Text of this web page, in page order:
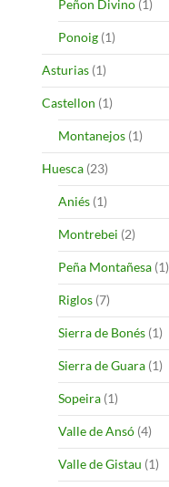
Peñon Divino (1)
Ponoig (1)
Asturias (1)
Castellon (1)
Montanejos (1)
Huesca (23)
Aniés (1)
Montrebei (2)
Peña Montañesa (1)
Riglos (7)
Sierra de Bonés (1)
Sierra de Guara (1)
Sopeira (1)
Valle de Ansó (4)
Valle de Gistau (1)